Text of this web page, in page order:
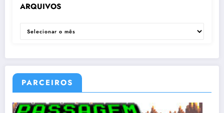
ARQUIVOS
ARQUIVOS
PARCEIROS